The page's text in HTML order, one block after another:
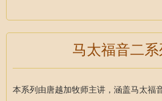
马太福音二
本系列由唐越加牧师主讲，涵盖马太福